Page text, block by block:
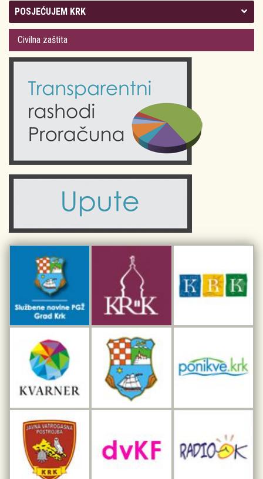
Kolegij gradonačelnika
Gradsko vijeće
Odluke Grada Krka (Službene novine PGŽ)
Obrazovanje
Komunalne usluge
Civilni sektor (arhiva udruga)
Sport i rekreacija
POSJEĆUJEM KRK
Plan Grada Krka
Krk 360° VR panorama
Krk uživo
Fotogalerije
Kalendar događanja
Turistička zajednica otoka Krka
Kulturno-turistička ruta Putovima Frankopana
Dar iz Krka
Interpretacijski centar pomorske baštine
Civilna zaštita